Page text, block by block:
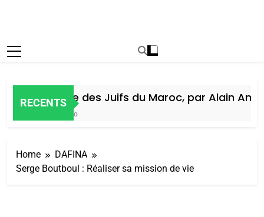
RECENTS
Histoire des Juifs du Maroc, par Alain Amiel
Home
DAFINA
Serge Boutboul : Réaliser sa mission de vie